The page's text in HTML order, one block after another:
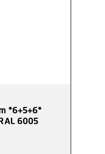
von 5 von 5
*6+5+6*
6005